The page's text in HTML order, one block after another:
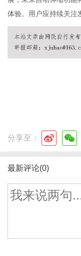
体验。用户应持续关注
分享至：
最新评论(0)